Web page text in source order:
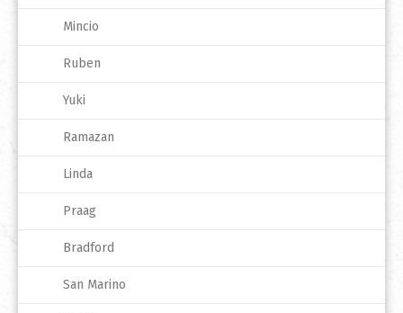
Mincio
Ruben
Yuki
Ramazan
Linda
Praag
Bradford
San Marino